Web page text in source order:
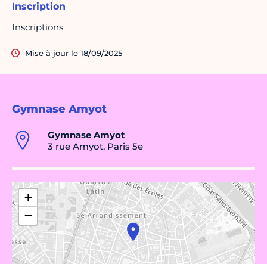
Gymnase Amyot
Gymnase Amyot
3 rue Amyot, Paris 5e
+
−
Inscription
Inscriptions
Mise à jour le 18/09/2025